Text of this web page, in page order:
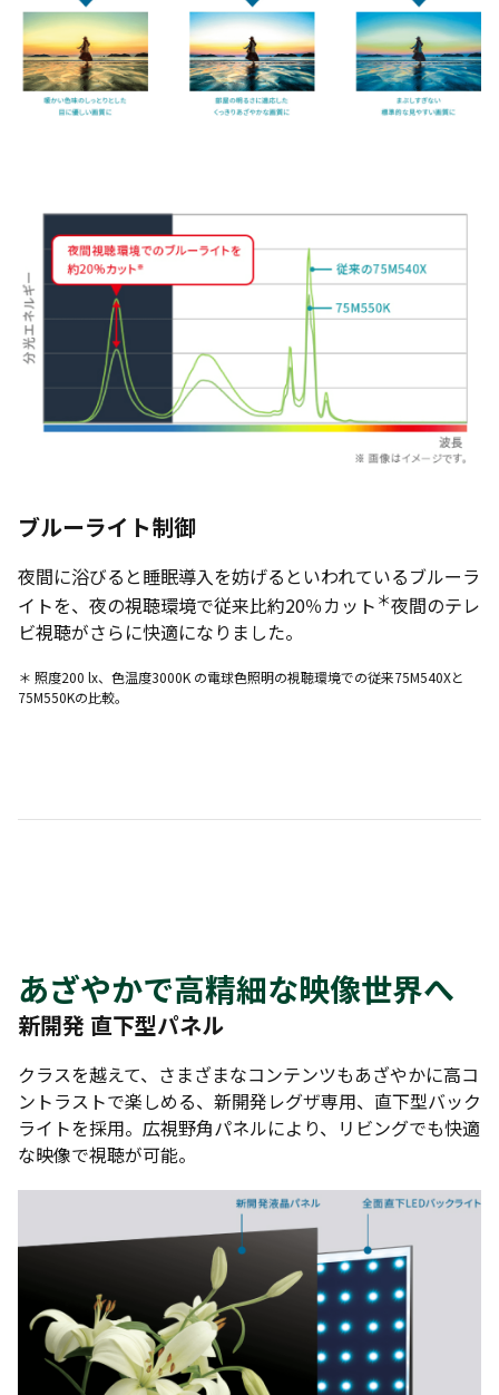
ブルーライト制御
夜間に浴びると睡眠導入を妨げるといわれているブルーラ
イトを、夜の視聴環境で従来比約20％カット ＊夜間のテレ
ビ視聴がさらに快適になりました。
＊ 照度200 lx、色温度3000K の電球色照明の視聴環境での従来75M540Xと
75M550Kの比較。
あざやかで高精細な映像世界へ
新開発 直下型パネル
クラスを越えて、さまざまなコンテンツもあざやかに高コ
ントラストで楽しめる、新開発レグザ専用、直下型バック
ライトを採用。広視野角パネルにより、リビングでも快適
な映像で視聴が可能。